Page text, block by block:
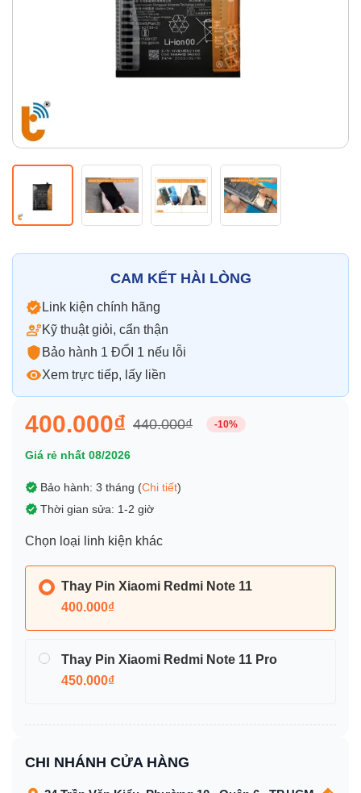
Pin iPhone Pin Samsumg
Pin Realme
Thay vỏ
CAM KẾT HÀI LÒNG
Link kiện chính hãng
Kỹ thuật giỏi, cẩn thận
Bảo hành 1 ĐỔI 1 nếu lỗi
Xem trực tiếp, lấy liền
400.000₫ 440.000₫ -10%
Giá rẻ nhất 08/2026
Bảo hành: 3 tháng (Chi tiết)
Thời gian sửa: 1-2 giờ
Chọn loại linh kiện khác
Thay Pin Xiaomi Redmi Note 11
400.000₫
Thay Pin Xiaomi Redmi Note 11 Pro
450.000₫
CHI NHÁNH CỬA HÀNG